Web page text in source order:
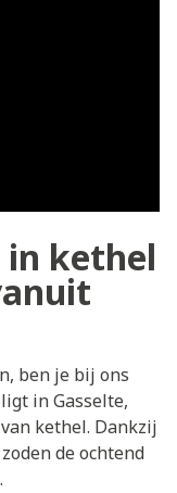
in kethel
ben je bij ons
in Gasselte,
kethel. Dankzij
de ochtend